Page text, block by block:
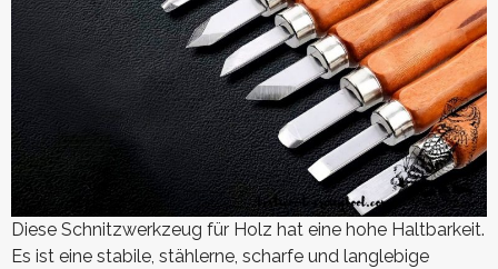
Diese Schnitzwerkzeug für Holz hat eine hohe Haltbarkeit.
Es ist eine stabile, stählerne, scharfe und langlebige